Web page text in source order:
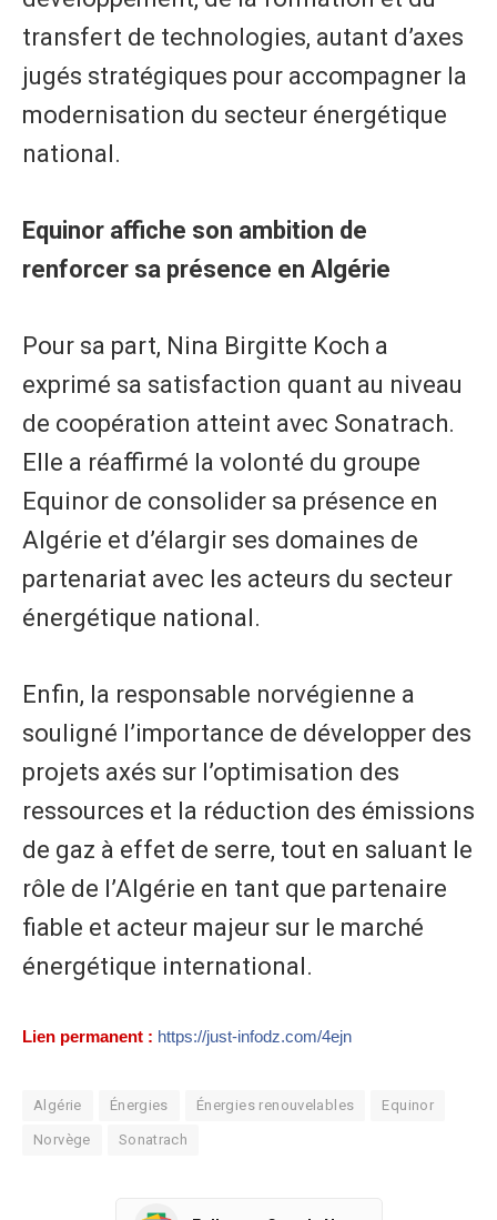
transfert de technologies, autant d’axes
jugés stratégiques pour accompagner la
modernisation du secteur énergétique
national.
Equinor affiche son ambition de
renforcer sa présence en Algérie
Pour sa part, Nina Birgitte Koch a
exprimé sa satisfaction quant au niveau
de coopération atteint avec Sonatrach.
Elle a réaffirmé la volonté du groupe
Equinor de consolider sa présence en
Algérie et d’élargir ses domaines de
partenariat avec les acteurs du secteur
énergétique national.
Enfin, la responsable norvégienne a
souligné l’importance de développer des
projets axés sur l’optimisation des
ressources et la réduction des émissions
de gaz à effet de serre, tout en saluant le
rôle de l’Algérie en tant que partenaire
fiable et acteur majeur sur le marché
énergétique international.
Lien permanent : https://just-infodz.com/4ejn
Algérie Énergies Énergies renouvelables Equinor
Norvège Sonatrach